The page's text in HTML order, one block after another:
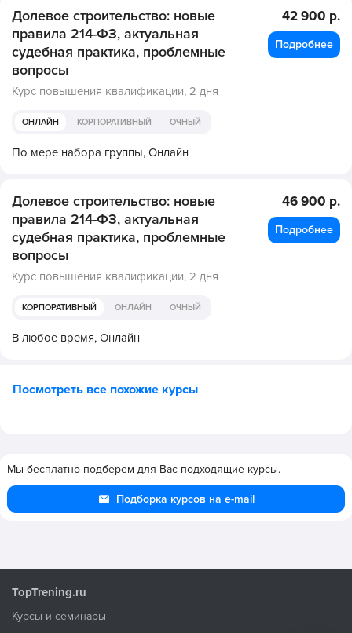
Долевое строительство: новые
правила 214-ФЗ, актуальная
судебная практика, проблемные
вопросы
Курс повышения квалификации, 2 дня
ОНЛАЙН КОРПОРАТИВНЫЙ ОЧНЫЙ
По мере набора группы, Онлайн
42 900 р.
Подробнее
Долевое строительство: новые
правила 214-ФЗ, актуальная
судебная практика, проблемные
вопросы
Курс повышения квалификации, 2 дня
КОРПОРАТИВНЫЙ ОНЛАЙН ОЧНЫЙ
В любое время, Онлайн
46 900 р.
Подробнее
Посмотреть все похожие курсы
Мы бесплатно подберем для Вас подходящие курсы.
Подборка курсов на e-mail
TopTrening.ru
Курсы и семинары